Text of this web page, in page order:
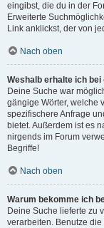
eingibst, die du in der
Erweiterte
Link anklickst, der von
Nach oben
Weshalb erhalte ich
Deine Suche war
gängige Wörter, welche
spezifischere Anfrage
bietet. Außerdem ist es
nirgends im Forum
Begriffe!
Nach oben
Warum bekomme ich
Deine Suche lieferte zu
verarbeiten. Benutze